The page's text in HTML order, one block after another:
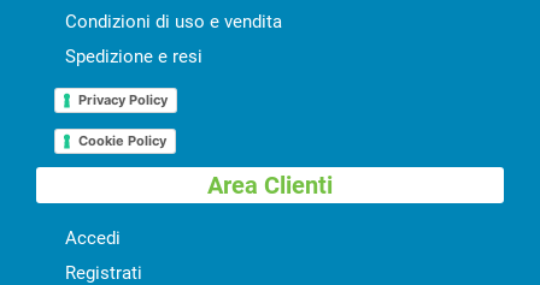
Condizioni di uso e vendita
Spedizione e resi
Privacy Policy
Cookie Policy
Area Clienti
Accedi
Registrati